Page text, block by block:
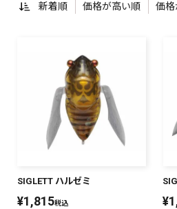
PREMIUM オンライン限定
SALT WATER
OUTDOOR
新着順 価格が高い順 価
SIGLETT ハルゼミ
¥1,815税込 ¥